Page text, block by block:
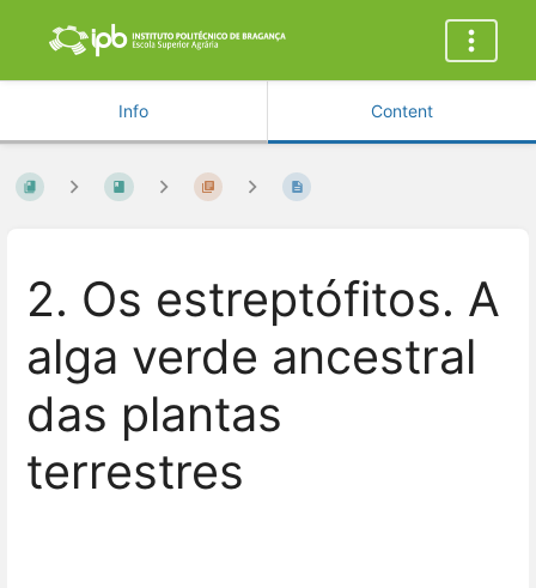
Info Content
2. Os estreptófitos. A
alga verde ancestral
das plantas
terrestres